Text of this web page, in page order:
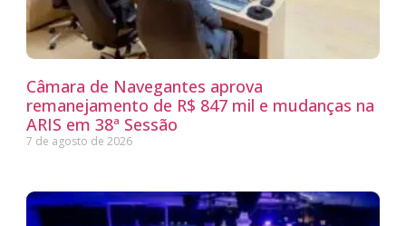
Câmara de Navegantes aprova
remanejamento de R$ 847 mil e mudanças na
ARIS em 38ª Sessão
7 de agosto de 2026